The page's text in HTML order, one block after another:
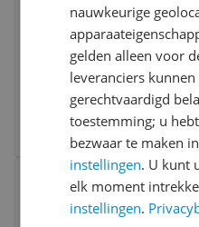
Relaxdays
Bamboehout -
v.a.
3
Ga naar
Vergelijken
Bekijk product
nauwkeurige
gelden alleen voor
leveranciers
gerechtvaardigd
toestemming; u
bezwaar te maken
instellingen. U kunt
elk moment
instellingen.